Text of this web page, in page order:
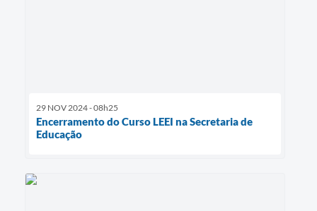
29 NOV 2024 - 08h25
Encerramento do Curso LEEI na Secretaria de
Educação